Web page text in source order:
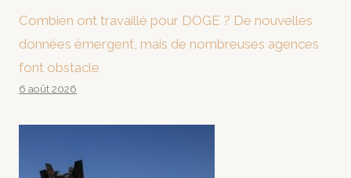
Combien ont travaillé pour DOGE ? De nouvelles
données émergent, mais de nombreuses agences
font obstacle
6 août 2026